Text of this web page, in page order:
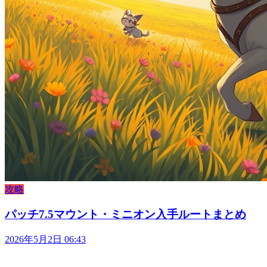
攻略
パッチ7.5マウント・ミニオン入手ルートまとめ
2026年5月2日 06:43